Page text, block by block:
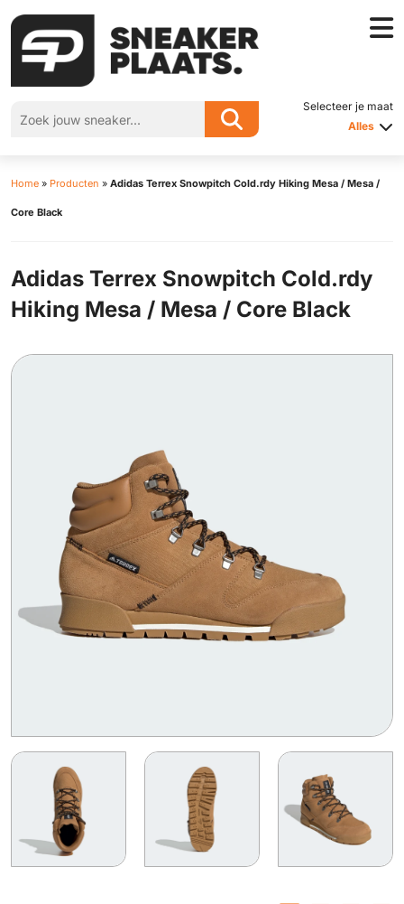
Selecteer je maat
Alles
Home » Producten » Adidas Terrex Snowpitch Cold.rdy Hiking Mesa / Mesa /
Core Black
Adidas Terrex Snowpitch Cold.rdy
Hiking Mesa / Mesa / Core Black